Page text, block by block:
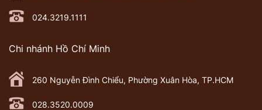
024.3219.1111
Chi nhánh Hồ Chí Minh
260 Nguyễn Đình Chiểu, Phường Xuân Hòa, TP.HCM
028.3520.0009